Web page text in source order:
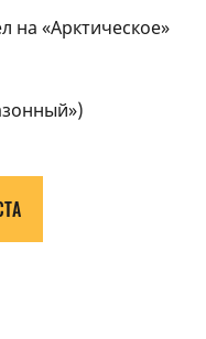
на «Арктическое»